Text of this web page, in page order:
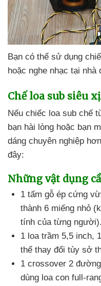
Bạn có thể sử dụng
hoặc nghe nhạc tại nhà
Chế loa sub siêu
Nếu chiếc loa sub chế
bạn hài lòng hoặc bạn
dáng chuyên nghiệp hơn
đây:
Những vật dụng
1 tấm gỗ ép cứng
thành 6 miếng nhỏ
tính của từng người).
1 loa trầm 5,5 inch,
thể thay đổi tùy sở
1 crossover 2
dùng loa con full-